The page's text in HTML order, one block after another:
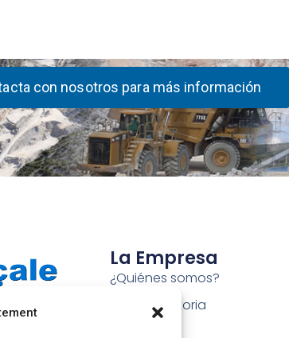
con nosotros para más información
La Empresa
¿Quiénes somos?
Nuestra historia